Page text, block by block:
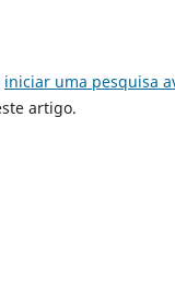
iniciar uma pesquisa
artigo.